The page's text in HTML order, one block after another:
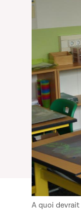
A quoi devrait